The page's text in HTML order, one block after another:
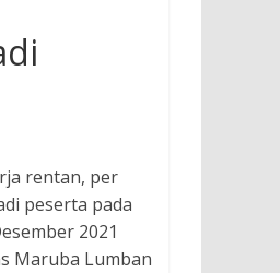
rentan, per
peserta pada
2021
Maruba Lumban